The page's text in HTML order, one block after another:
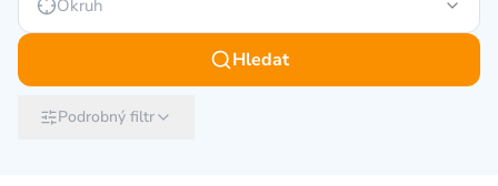
Okruh
Hledat
Podrobný filtr